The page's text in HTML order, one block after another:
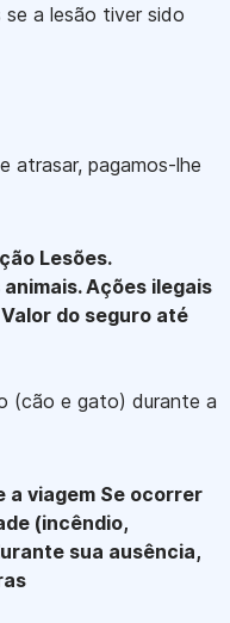
a lesão tiver sido
atrasar, pagamos-lhe
Lesões.
Ações ilegais
do seguro até
(cão e gato) durante a
a viagem Se ocorrer
(incêndio,
sua ausência,